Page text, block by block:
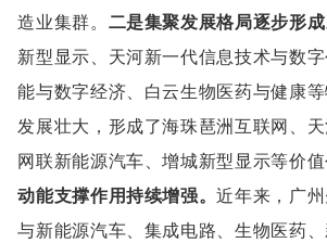
造业集群。 二是集聚发展格局逐步形成
新型显示、天河新一代信息技术与数
能与数字经济、白云生物医药与健康
发展壮大，形成了海珠琶洲互联网、
网联新能源汽车、增城新型显示等价
动能支撑作用持续增强。近年来，广
与新能源汽车、集成电路、生物医药